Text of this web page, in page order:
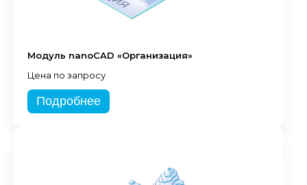
Модуль nanoCAD «Организация»
Цена по запросу
Подробнее